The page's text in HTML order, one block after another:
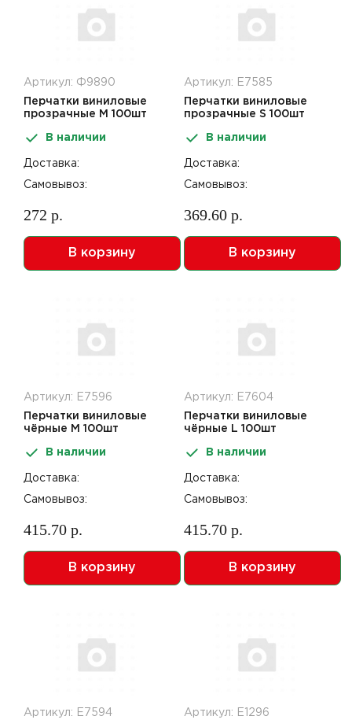
Артикул: Ф9890
Перчатки виниловые
прозрачные M 100шт
В наличии
Доставка:
Самовывоз:
272 р.
В корзину
Артикул: Е7585
Перчатки виниловые
прозрачные S 100шт
В наличии
Доставка:
Самовывоз:
369.60 р.
В корзину
Артикул: Е7596
Перчатки виниловые
чёрные M 100шт
В наличии
Доставка:
Самовывоз:
415.70 р.
В корзину
Артикул: Е7604
Перчатки виниловые
чёрные L 100шт
В наличии
Доставка:
Самовывоз:
415.70 р.
В корзину
Артикул: Е7594
Артикул: Е1296